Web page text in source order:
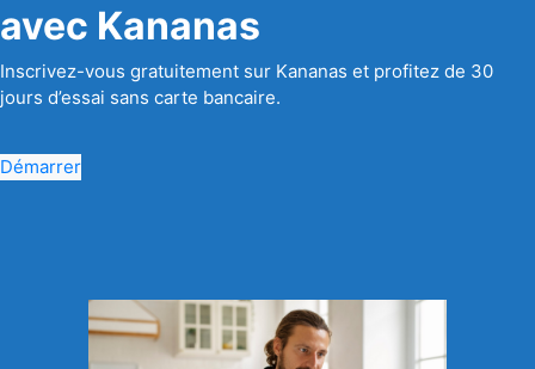
avec Kananas
Inscrivez-vous gratuitement sur Kananas et profitez de 30
jours d’essai sans carte bancaire.
Démarrer